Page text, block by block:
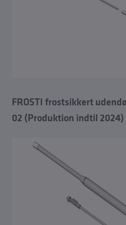
Reservedele snavssamlere
FROSTI frostsikkert
02 (Produktion indtil 2024)